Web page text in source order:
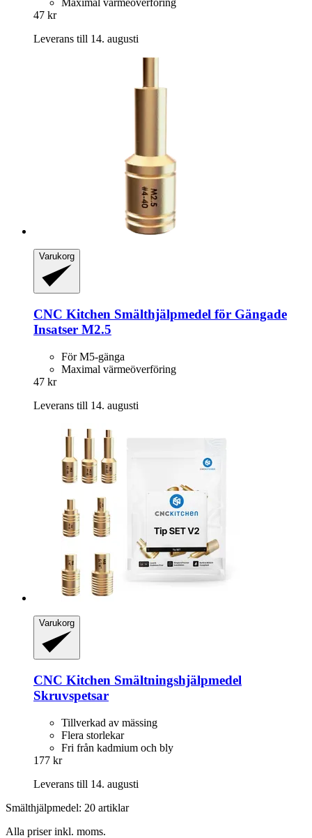
Maximal värmeöverföring
47 kr
Leverans till 14. augusti
Varukorg
CNC Kitchen Smälthjälpmedel för Gängade
Insatser M2.5
För M5-gänga
Maximal värmeöverföring
47 kr
Leverans till 14. augusti
Varukorg
CNC Kitchen Smältningshjälpmedel
Skruvspetsar
Tillverkad av mässing
Flera storlekar
Fri från kadmium och bly
177 kr
Leverans till 14. augusti
Smälthjälpmedel: 20 artiklar
Alla priser inkl. moms.